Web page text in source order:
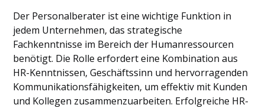
Der Personalberater ist eine wichtige Funktion in
jedem Unternehmen, das strategische
Fachkenntnisse im Bereich der Humanressourcen
benötigt. Die Rolle erfordert eine Kombination aus
HR-Kenntnissen, Geschäftssinn und hervorragenden
Kommunikationsfähigkeiten, um effektiv mit Kunden
und Kollegen zusammenzuarbeiten. Erfolgreiche HR-